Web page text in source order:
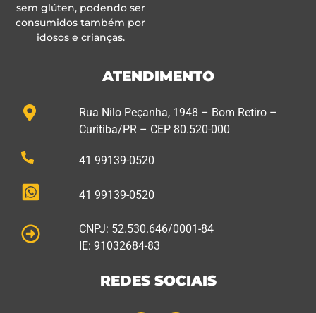
sem glúten, podendo ser
consumidos também por
idosos e crianças.
ATENDIMENTO
Rua Nilo Peçanha, 1948 – Bom Retiro –
Curitiba/PR – CEP 80.520-000
41 99139-0520
41 99139-0520
CNPJ: 52.530.646/0001-84
IE: 91032684-83
REDES SOCIAIS